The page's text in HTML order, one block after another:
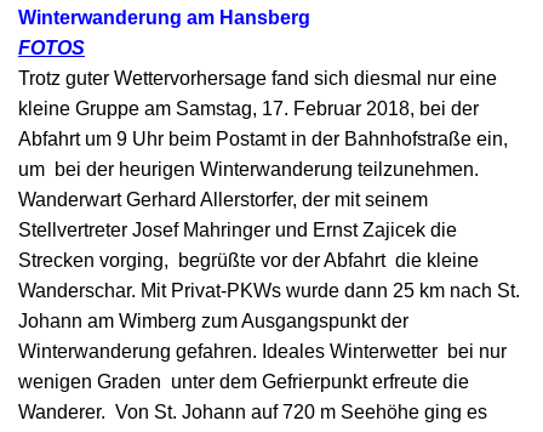
Winterwanderung am Hansberg
FOTOS
Trotz guter Wettervorhersage fand sich diesmal nur eine
kleine Gruppe am Samstag, 17. Februar 2018, bei der
Abfahrt um 9 Uhr beim Postamt in der Bahnhofstraße ein,
um bei der heurigen Winterwanderung teilzunehmen.
Wanderwart Gerhard Allerstorfer, der mit seinem
Stellvertreter Josef Mahringer und Ernst Zajicek die
Strecken vorging, begrüßte vor der Abfahrt die kleine
Wanderschar. Mit Privat-PKWs wurde dann 25 km nach St.
Johann am Wimberg zum Ausgangspunkt der
Winterwanderung gefahren. Ideales Winterwetter bei nur
wenigen Graden unter dem Gefrierpunkt erfreute die
Wanderer. Von St. Johann auf 720 m Seehöhe ging es